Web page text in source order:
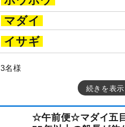
マダイ
イサギ
3名様
続きを表示